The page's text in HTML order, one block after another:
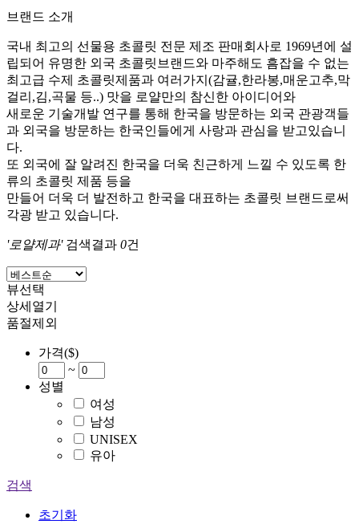
브랜드 소개
국내 최고의 선물용 초콜릿 전문 제조 판매회사로 1969년에 설
립되어 유명한 외국 초콜릿브랜드와 마주해도 흠잡을 수 없는
최고급 수제 초콜릿제품과 여러가지(감귤,한라봉,매운고추,막
걸리,김,곡물 등..) 맛을 로얄만의 참신한 아이디어와
새로운 기술개발 연구를 통해 한국을 방문하는 외국 관광객들
과 외국을 방문하는 한국인들에게 사랑과 관심을 받고있습니
다.
또 외국에 잘 알려진 한국을 더욱 친근하게 느낄 수 있도록 한
류의 초콜릿 제품 등을
만들어 더욱 더 발전하고 한국을 대표하는 초콜릿 브랜드로써
각광 받고 있습니다.
'로얄제과'검색결과 0건
뷰선택
상세열기
품절제외
가격($)
~
성별
여성
남성
UNISEX
유아
검색
초기화